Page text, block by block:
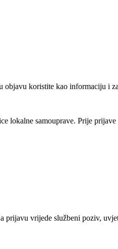
koristite kao informaciju i
lokalne samouprave. Prije
prijavu vrijede službeni poziv,